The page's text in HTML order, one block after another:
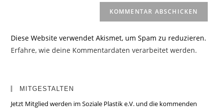
Diese Website verwendet Akismet, um Spam zu reduzieren.
Erfahre, wie deine Kommentardaten verarbeitet werden.
MITGESTALTEN
Jetzt Mitglied werden im Soziale Plastik e.V. und die kommenden